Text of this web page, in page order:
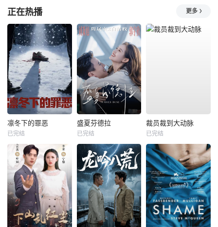
正在热播 更多
凛冬下的罪恶
已完结
盛夏芬德拉
已完结
裁员裁到大动脉
已完结